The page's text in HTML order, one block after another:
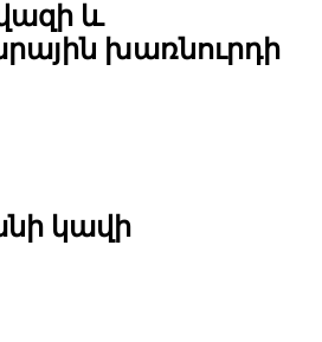
և
խառնուրդի
կավի